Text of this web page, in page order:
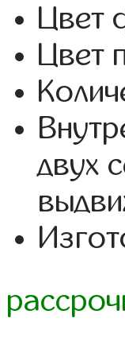
Цвет
Цвет
двух